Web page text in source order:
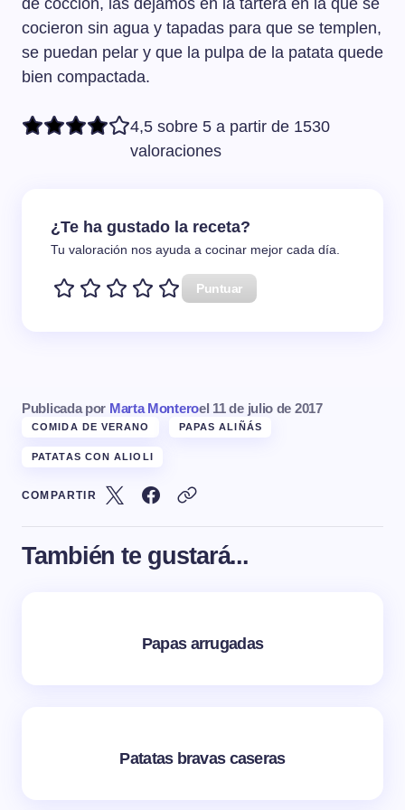
de cocción, las dejamos en la tartera en la que se
cocieron sin agua y tapadas para que se templen,
se puedan pelar y que la pulpa de la patata quede
bien compactada.
4,5 sobre 5 a partir de 1530
valoraciones
¿Te ha gustado la receta?
Tu valoración nos ayuda a cocinar mejor cada día.
Puntuar
Publicada por Marta Monteroel 11 de julio de 2017
COMIDA DE VERANO PAPAS ALIÑÁS
PATATAS CON ALIOLI
COMPARTIR
También te gustará...
Papas arrugadas
Patatas bravas caseras